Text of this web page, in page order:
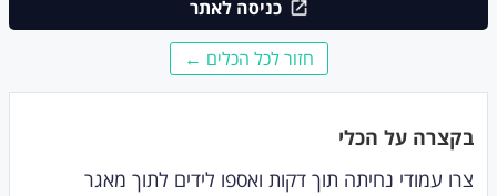
כניסה לאתר
חזור לכל הכלים ←
בקצרה על הכלי
צרו עמודי נחיתה תוך דקות ואספו לידים לתוך מאגר